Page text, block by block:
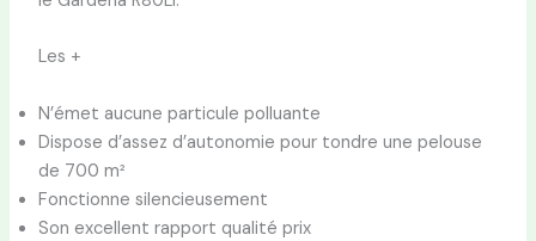
Les +
N’émet aucune particule polluante
Dispose d’assez d’autonomie pour tondre une pelouse
de 700 m²
Fonctionne silencieusement
Son excellent rapport qualité prix